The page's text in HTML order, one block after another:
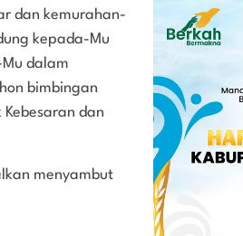
dan kemurahan-
kepada-Mu
dalam
bimbingan
dan
menyambut